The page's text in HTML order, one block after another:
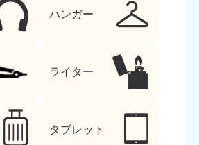
ハンガー
ライター
タブレット